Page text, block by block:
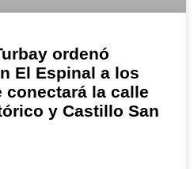
ordenó
El Espinal a los
conectará la calle
y Castillo San